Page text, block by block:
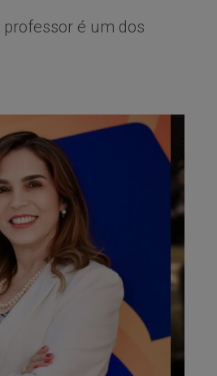
é um dos